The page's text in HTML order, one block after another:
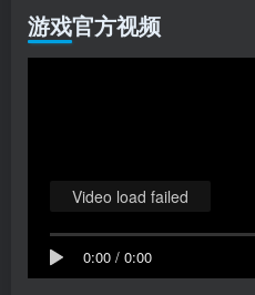
游戏官方视频
0:00 / 0:00
Video load failed